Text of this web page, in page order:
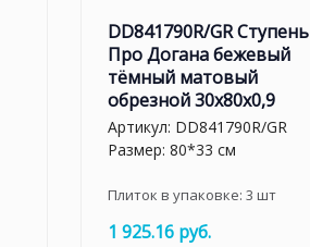
DD841790R/GR Ступень
Про Догана бежевый
тёмный матовый
обрезной 30x80x0,9
Артикул: DD841790R/GR
Размер: 80*33 см
Плиток в упаковке: 3 шт
1 925.16 руб.